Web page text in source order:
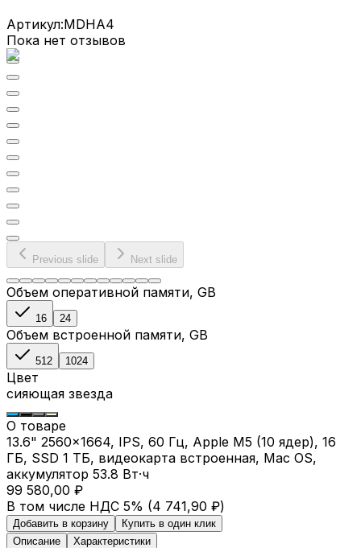
Артикул:MDHA4
Пока нет отзывов
Previous slide Next slide
Объем оперативной памяти, GB
16 24
Объем встроенной памяти, GB
512 1024
Цвет
сияющая звезда
О товаре
13.6" 2560x1664, IPS, 60 Гц, Apple M5 (10 ядер), 16
ГБ, SSD 1 ТБ, видеокарта встроенная, Mac OS,
аккумулятор 53.8 Вт·ч
99 580,00 ₽
В том числе НДС 5% (4 741,90 ₽)
Добавить в корзину
Купить в один клик
Описание
Характеристики